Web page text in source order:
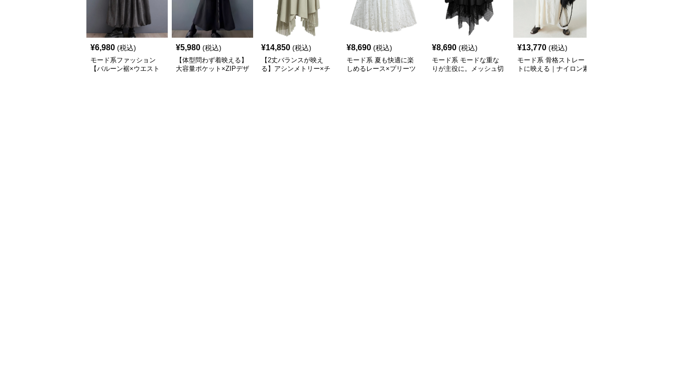
¥6,980 (税込)
モード系ファッション
【バルーン裾×ウエスト
¥5,980 (税込)
【体型問わず着映える】
大容量ポケット×ZIPデザ
¥14,850 (税込)
【2丈バランスが映え
る】アシンメトリー×チ
¥8,690 (税込)
モード系 夏も快適に楽
しめるレース×プリーツ
¥8,690 (税込)
モード系 モードな重な
りが主役に。メッシュ切
¥13,770 (税込)
モード系 骨格ストレー
トに映える｜ナイロン素